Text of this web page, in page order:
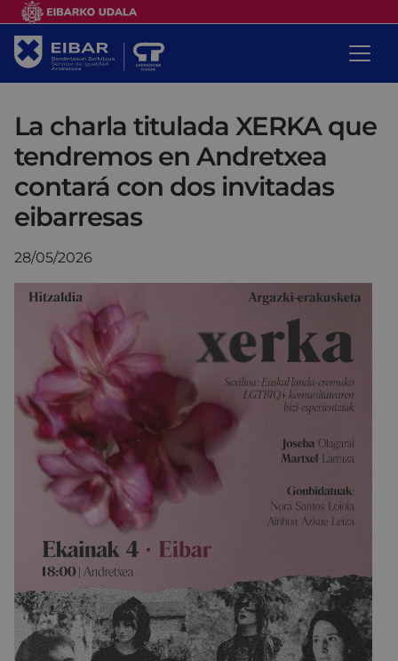
La charla titulada XERKA que
tendremos en Andretxea
contará con dos invitadas
eibarresas
28/05/2026